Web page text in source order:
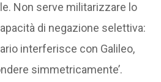
Non serve militarizzare lo
di negazione selettiva:
interferisce con Galileo,
simmetricamente’.